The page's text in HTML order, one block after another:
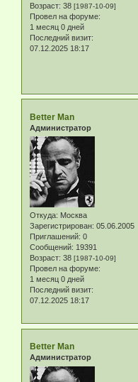
Возраст: 38 [1987-10-09]
Провел на форуме:
1 месяц 0 дней
Последний визит:
07.12.2025 18:17
Better Man
Администратор
Откуда: Москва
Зарегистрирован: 05.06.2005
Приглашений: 0
Сообщений: 19391
Возраст: 38 [1987-10-09]
Провел на форуме:
1 месяц 0 дней
Последний визит:
07.12.2025 18:17
Better Man
Администратор